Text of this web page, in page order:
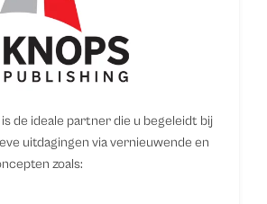
de ideale partner die u begeleidt bij
uitdagingen via vernieuwende en
zoals: